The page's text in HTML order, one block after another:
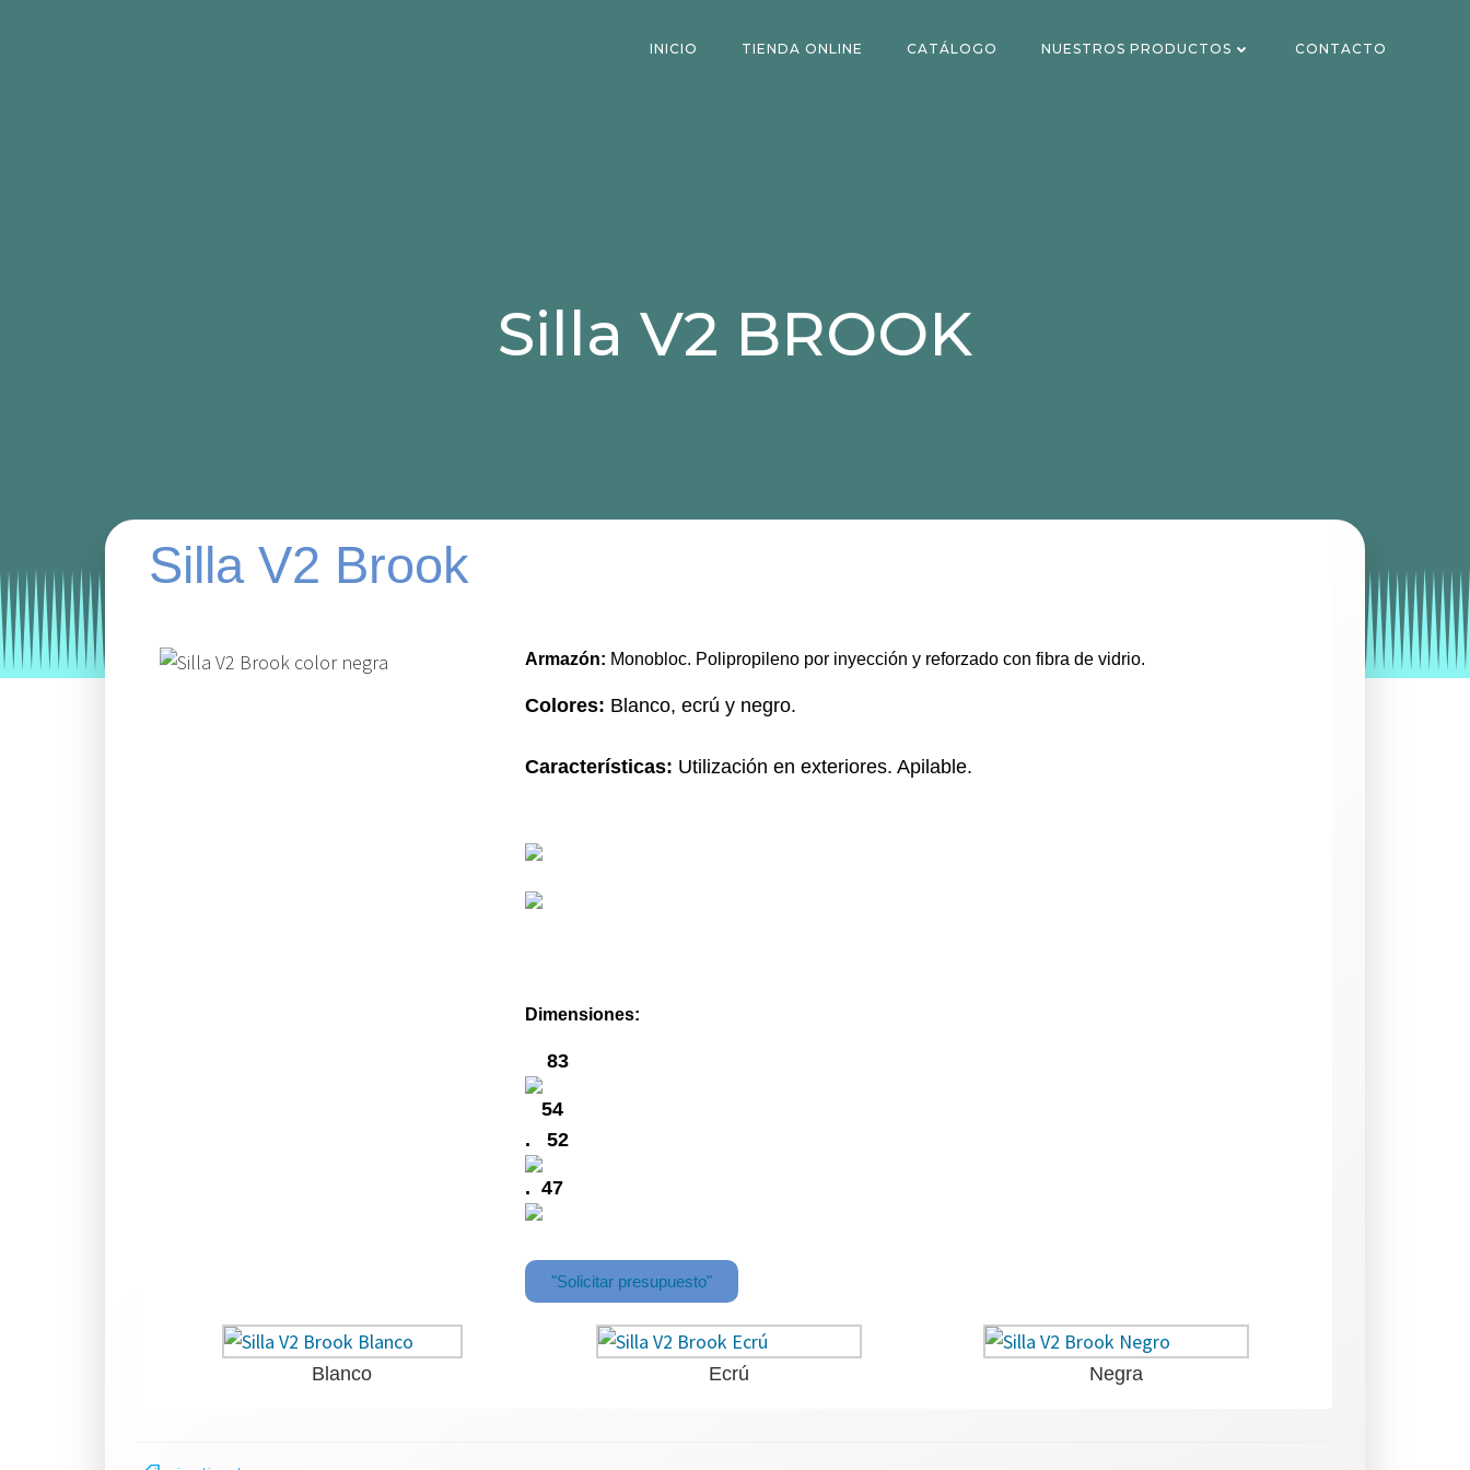
INICIO TIENDA ONLINE CATÁLOGO NUESTROS PRODUCTOS CONTACTO
Silla V2 BROOK
Categories: sillas sillas para hosteleria
Silla V2 Brook
Armazón: Monobloc. Polipropileno por inyección y reforzado con fibra de vidrio.
Colores: Blanco, ecrú y negro.
Características: Utilización en exteriores. Apilable.
Dimensiones:
83
54
. 52
. 47
"Solicitar presupuesto"
Blanco Ecrú Negra